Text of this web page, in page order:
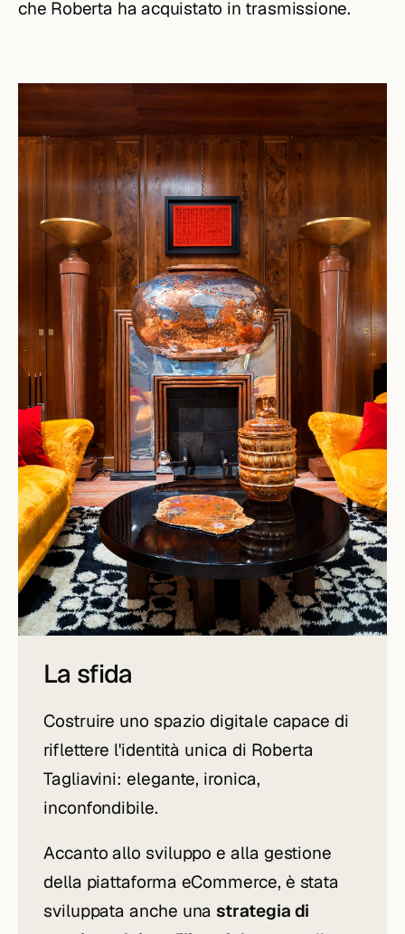
che Roberta ha acquistato in trasmissione.
La sfida
Costruire uno spazio digitale capace di
riflettere l'identità unica di Roberta
Tagliavini: elegante, ironica,
inconfondibile.
Accanto allo sviluppo e alla gestione
della piattaforma eCommerce, è stata
sviluppata anche unastrategia di